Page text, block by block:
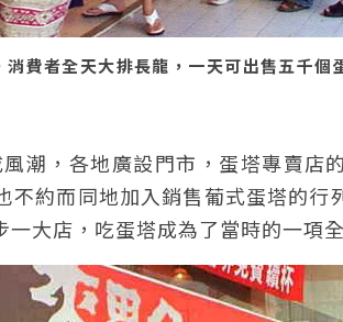
消費者全天大排長龍，一天可出售五千
潮，各地廣設門市，蛋塔專賣店
不約而同地加入銷售葡式蛋塔的行
大店，吃蛋塔成為了當時的一項